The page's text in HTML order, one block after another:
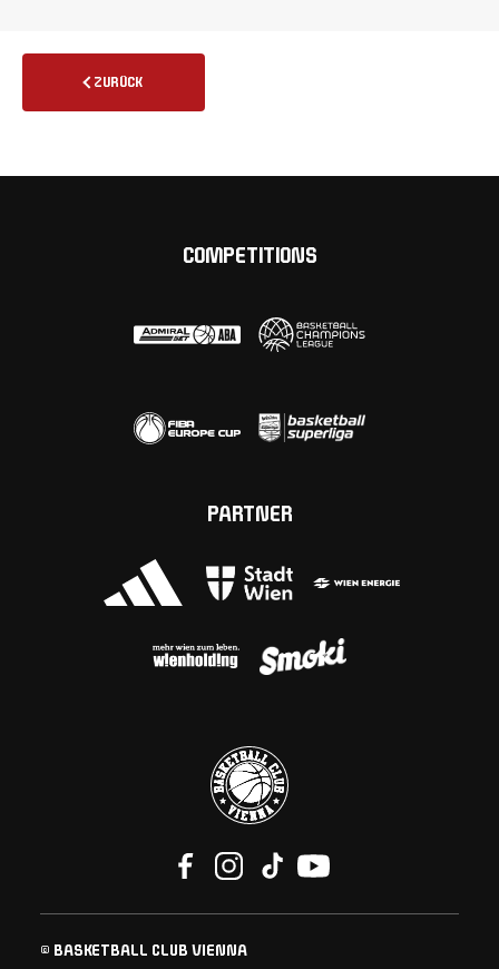
ZURÜCK
COMPETITIONS
PARTNER
© BASKETBALL CLUB VIENNA